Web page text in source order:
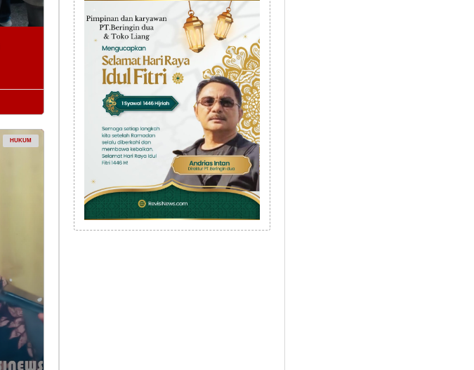
HUKUM